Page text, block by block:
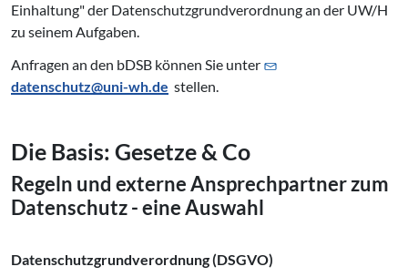
Einhaltung" der Datenschutzgrundverordnung an der UW/H
zu seinem Aufgaben.
Anfragen an den bDSB können Sie unter
datenschutz@uni-wh.de stellen.
Die Basis: Gesetze & Co
Regeln und externe An­sprech­part­ner zum
Datenschutz - eine Auswahl
Datenschutzgrundverordnung (DSGVO)